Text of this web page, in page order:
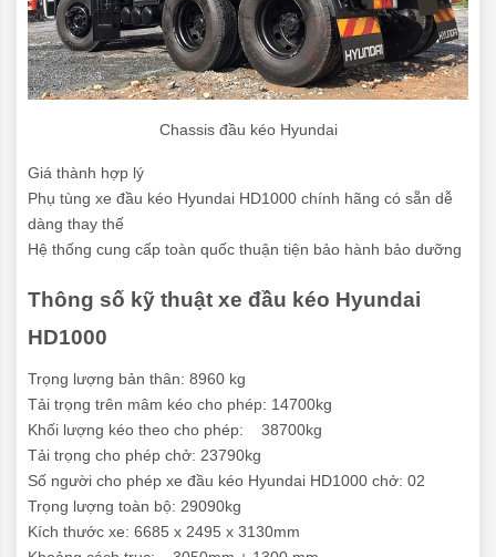
Chassis đầu kéo Hyundai
Giá thành hợp lý
Phụ tùng xe đầu kéo Hyundai HD1000 chính hãng có sẵn dễ
dàng thay thế
Hệ thống cung cấp toàn quốc thuận tiện bảo hành bảo dưỡng
Thông số kỹ thuật xe đầu kéo Hyundai
HD1000
Trọng lượng bản thân: 8960 kg
Tải trọng trên mâm kéo cho phép: 14700kg
Khối lượng kéo theo cho phép: 38700kg
Tải trọng cho phép chở: 23790kg
Số người cho phép xe đầu kéo Hyundai HD1000 chở: 02
Trọng lượng toàn bộ: 29090kg
Kích thước xe: 6685 x 2495 x 3130mm